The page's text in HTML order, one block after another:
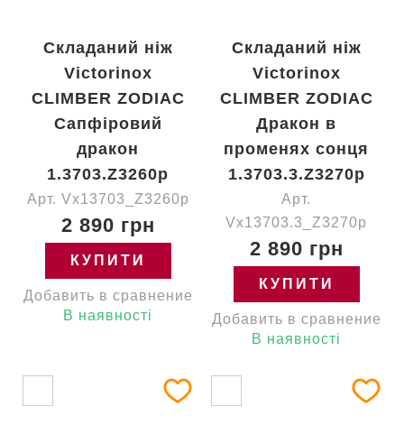
Складаний ніж
Victorinox
CLIMBER ZODIAC
Сапфіровий
дракон
1.3703.Z3260p
Арт. Vx13703_Z3260p
2 890 грн
КУПИТИ
Добавить в сравнение
В наявності
Складаний ніж
Victorinox
CLIMBER ZODIAC
Дракон в
променях сонця
1.3703.3.Z3270p
Арт.
Vx13703.3_Z3270p
2 890 грн
КУПИТИ
Добавить в сравнение
В наявності